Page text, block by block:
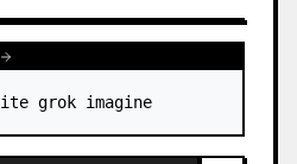
grok imagine